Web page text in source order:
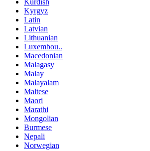
Kyrgyz
Latin
Latvian
Lithuanian
Luxembou..
Macedonian
Malagasy
Malay
Malayalam
Maltese
Maori
Marathi
Mongolian
Burmese
Nepali
Norwegian